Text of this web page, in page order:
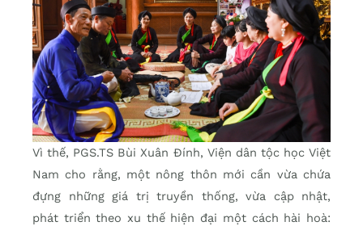
Vì thế, PGS.TS Bùi Xuân Đính, Viện dân tộc học Việt
Nam cho rằng, một nông thôn mới cần vừa chứa
đựng những giá trị truyền thống, vừa cập nhật,
phát triển theo xu thế hiện đại một cách hài hoà: